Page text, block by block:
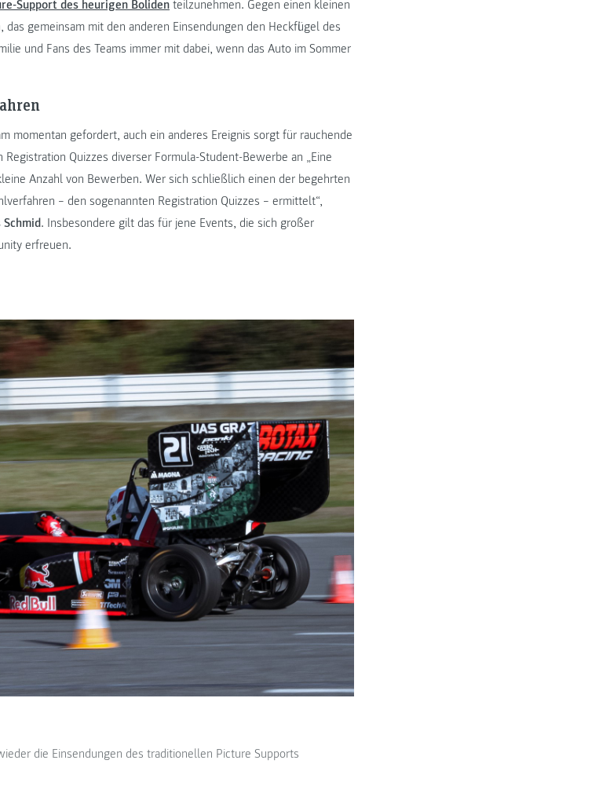
Support des heurigen Bolidenteilzunehmen. Gegen einen kleinen
gemeinsam mit den anderen Einsendungen den Heckflügel des
und Fans des Teams immer mit dabei, wenn das Auto im Sommer
momentan gefordert, auch ein anderes Ereignis sorgt für rauchende
Quizzes diverser Formula-Student-Bewerbe an „Eine
Anzahl von Bewerben. Wer sich schließlich einen der begehrten
– den sogenannten Registration Quizzes – ermittelt“,
Schmid. Insbesondere gilt das für jene Events, die sich großer
erfreuen.
die Einsendungen des traditionellen Picture Supports